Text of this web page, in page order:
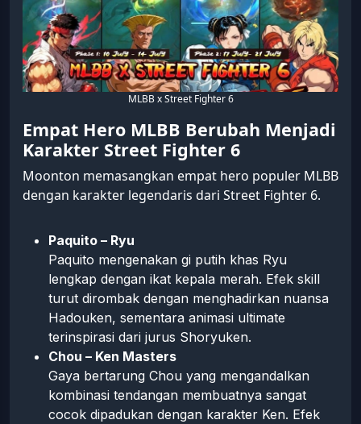
MLBB x Street Fighter 6
Empat Hero MLBB Berubah Menjadi
Karakter Street Fighter 6
Moonton memasangkan empat hero populer MLBB
dengan karakter legendaris dari Street Fighter 6.
Paquito – Ryu
Paquito mengenakan gi putih khas Ryu
lengkap dengan ikat kepala merah. Efek skill
turut dirombak dengan menghadirkan nuansa
Hadouken, sementara animasi ultimate
terinspirasi dari jurus Shoryuken.
Chou – Ken Masters
Gaya bertarung Chou yang mengandalkan
kombinasi tendangan membuatnya sangat
cocok dipadukan dengan karakter Ken. Efek